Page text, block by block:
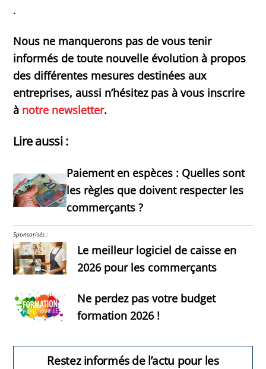
.
Nous ne manquerons pas de vous tenir
informés de toute nouvelle évolution à propos
des différentes mesures destinées aux
entreprises, aussi n’hésitez pas à vous inscrire
à notre newsletter.
Lire aussi :
Paiement en espèces : Quelles sont
les règles que doivent respecter les
commerçants ?
Sponsorisés :
Le meilleur logiciel de caisse en
2026 pour les commerçants
Ne perdez pas votre budget
formation 2026 !
Restez informés de l’actu pour les